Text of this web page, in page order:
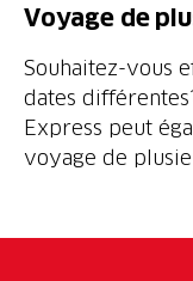
Voyage de
Souhaitez-vous
dates
Express peut
voyage de